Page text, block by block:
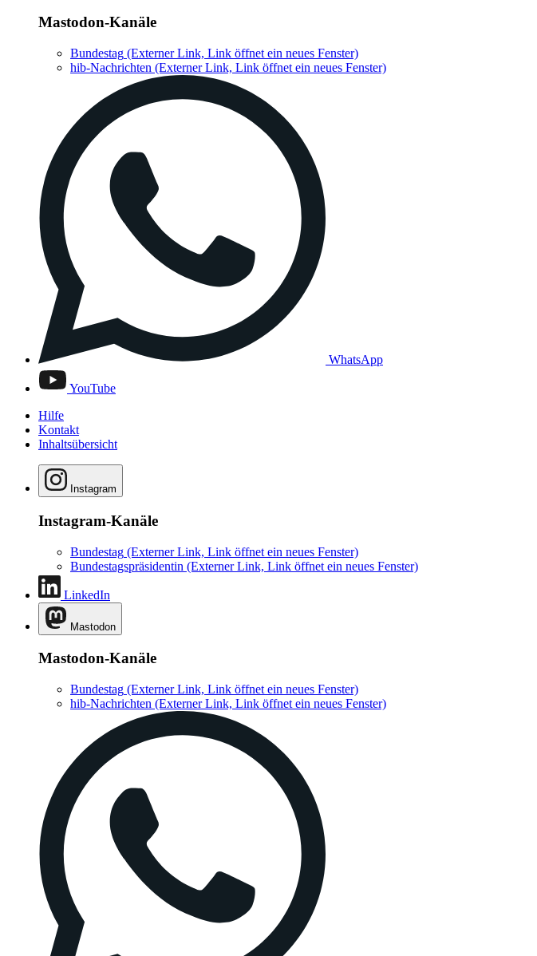
Mastodon-Kanäle
Bundestag (Externer Link, Link öffnet ein neues Fenster)
hib-Nachrichten (Externer Link, Link öffnet ein neues Fenster)
WhatsApp
YouTube
Hilfe
Kontakt
Inhaltsübersicht
Instagram
Instagram-Kanäle
Bundestag (Externer Link, Link öffnet ein neues Fenster)
Bundestagspräsidentin (Externer Link, Link öffnet ein neues Fenster)
LinkedIn
Mastodon
Mastodon-Kanäle
Bundestag (Externer Link, Link öffnet ein neues Fenster)
hib-Nachrichten (Externer Link, Link öffnet ein neues Fenster)